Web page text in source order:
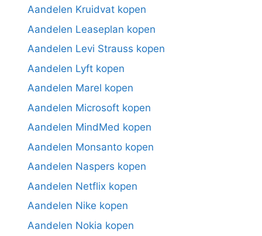
Aandelen Kruidvat kopen
Aandelen Leaseplan kopen
Aandelen Levi Strauss kopen
Aandelen Lyft kopen
Aandelen Marel kopen
Aandelen Microsoft kopen
Aandelen MindMed kopen
Aandelen Monsanto kopen
Aandelen Naspers kopen
Aandelen Netflix kopen
Aandelen Nike kopen
Aandelen Nokia kopen